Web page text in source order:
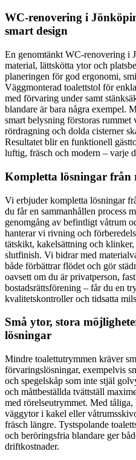
WC-renovering i
smart design
En genomtänkt WC-renovering i
material, lättskötta ytor och
planeringen för god ergonomi,
Väggmonterad toalettstol för
med förvaring under samt
blandare är bara några exempel.
smart belysning förstoras rummet
rördragning och dolda cisterner
Resultatet blir en funktionell
luftig, fräsch och modern – varje
Kompletta lösningar
Vi erbjuder kompletta lösningar
du får en sammanhållen process
genomgång av befintligt våtrum
hanterar vi rivning och
tätskikt, kakelsättning och
slutfinish. Vi bidrar med
både förbättrar flödet och gör
oavsett om du är privatperson,
bostadsrättsförening – får du en
kvalitetskontroller och tidsatta
Små ytor, stora
lösningar
Mindre toalettutrymmen kräver
förvaringslösningar, exempelvis
och spegelskåp som inte stjäl
och måttbeställda tvättställ
med rörelseutrymmet. Med
väggytor i kakel eller
fräsch längre. Tystspolande
och beröringsfria blandare ger
driftkostnader.